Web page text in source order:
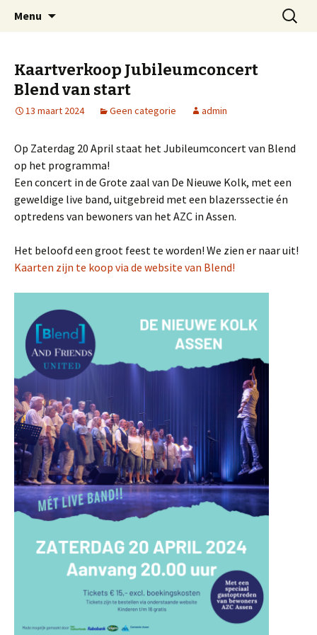
Arnold Wienen
Welkom op mijn website
Menu
Zoeken
naar:
Kaartverkoop Jubileumconcert
Blend van start
13 maart 2024 Geen categorie admin
Op Zaterdag 20 April staat het Jubileumconcert van Blend
op het programma!
Een concert in de Grote zaal van De Nieuwe Kolk, met een
geweldige live band, uitgebreid met een blazerssectie én
optredens van bewoners van het AZC in Assen.
Het beloofd een groot feest te worden! We zien er naar uit!
Kaarten zijn te koop via de website van Blend!